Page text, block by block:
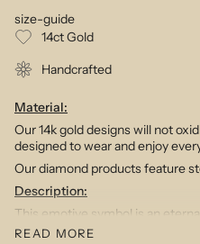
size-guide
14ct Gold
Handcrafted
Material:
Our 14k gold designs will not
designed to wear and enjoy
Our diamond products feature
Description:
This emotive symbol is an
Timeless and yet contemporary
READ MORE